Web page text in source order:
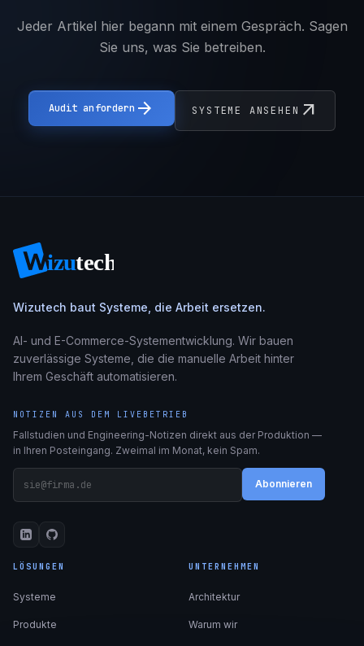
Jeder Artikel hier begann mit einem Gespräch. Sagen
Sie uns, was Sie betreiben.
Audit anfordern arrow_forward SYSTEME ANSEHEN arrow_outward
Wizutech baut Systeme, die Arbeit ersetzen.
AI- und E-Commerce-Systementwicklung. Wir bauen
zuverlässige Systeme, die die manuelle Arbeit hinter
Ihrem Geschäft automatisieren.
NOTIZEN AUS DEM LIVEBETRIEB
Fallstudien und Engineering-Notizen direkt aus der Produktion —
in Ihren Posteingang. Zweimal im Monat, kein Spam.
Abonnieren
LÖSUNGEN
Systeme
Produkte
UNTERNEHMEN
Architektur
Warum wir